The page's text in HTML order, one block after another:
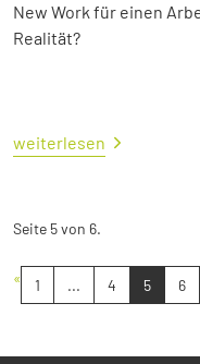
New Work für einen
Realität?
weiterlesen
Seite 5 von 6.
« 1 ... 4 5 6